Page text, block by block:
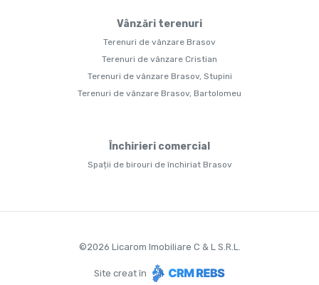
Vânzări terenuri
Terenuri de vânzare Brasov
Terenuri de vânzare Cristian
Terenuri de vânzare Brasov, Stupini
Terenuri de vânzare Brasov, Bartolomeu
Închirieri comercial
Spații de birouri de închiriat Brasov
©2026 Licarom Imobiliare C & L S.R.L.
Site creat în